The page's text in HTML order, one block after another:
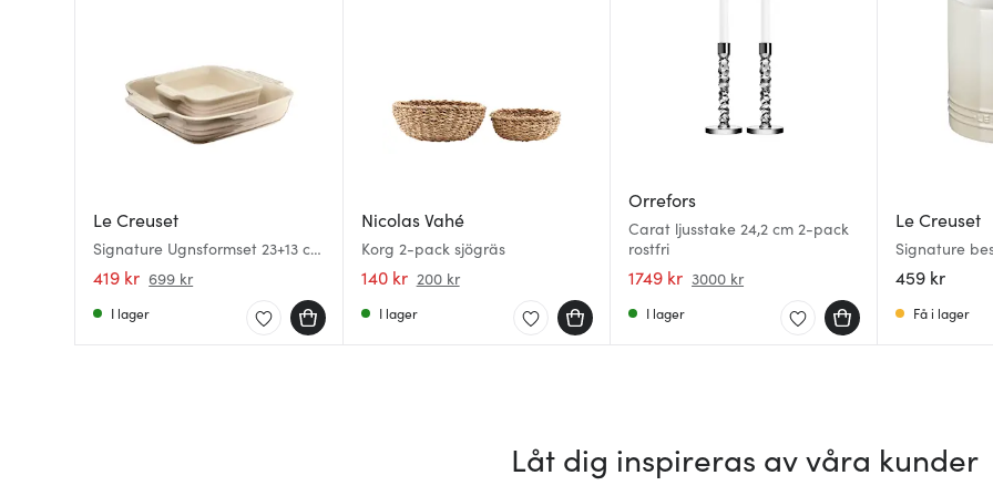
Le Creuset
Signature Ugnsformset 23+13 cm
Meringue
419 kr 699 kr
I lager
Nicolas Vahé
Korg 2-pack sjögräs
140 kr 200 kr
I lager
Orrefors
Carat ljusstake 24,2 cm 2-pack
rostfri
1749 kr 3000 kr
I lager
Le Creuset
Signature
459 kr
Få i lager
Låt dig inspireras av våra kunder